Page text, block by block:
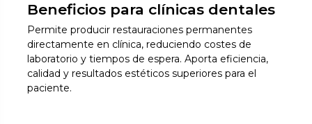
Beneficios para clínicas dentales
Permite producir restauraciones permanentes
directamente en clínica, reduciendo costes de
laboratorio y tiempos de espera. Aporta eficiencia,
calidad y resultados estéticos superiores para el
paciente.